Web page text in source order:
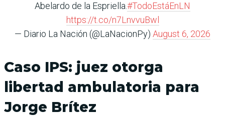
Abelardo de la Espriella.#TodoEstáEnLN
https://t.co/n7LnvvuBwl
— Diario La Nación (@LaNacionPy) August 6, 2026
Caso IPS: juez otorga
libertad ambulatoria para
Jorge Brítez